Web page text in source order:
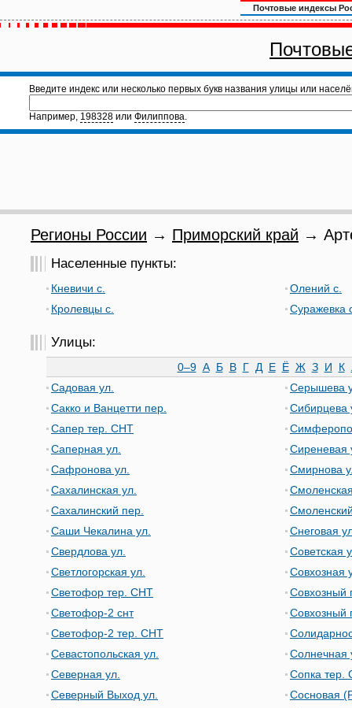
Почтовые индексы
Введите индекс или несколько первых букв названия улицы или
Например, 198328 или Филиппова.
Регионы России → Приморский край →
Населенные пункты:
Кневичи с.
Кролевцы с.
Олений с.
Суражевка
Улицы:
0–9 А Б В Г Д Е Ё Ж З И К
Садовая ул.
Сакко и Ванцетти пер.
Сапер тер. СНТ
Саперная ул.
Сафронова ул.
Сахалинская ул.
Сахалинский пер.
Саши Чекалина ул.
Свердлова ул.
Светлогорская ул.
Светофор тер. СНТ
Светофор-2 снт
Светофор-2 тер. СНТ
Севастопольская ул.
Северная ул.
Северный Выход ул.
Серышева
Сибирцева
Сиреневая
Смирнова
Снеговая
Советская
Совхозная
Совхозный
Совхозный
Солнечная
Сопка тер.
Сосновая